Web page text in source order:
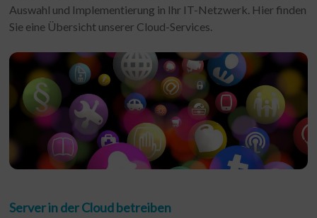
Auswahl und Implementierung in Ihr IT-Netzwerk. Hier finden
Sie eine Übersicht unserer Cloud-Services.
Server in der Cloud betreiben